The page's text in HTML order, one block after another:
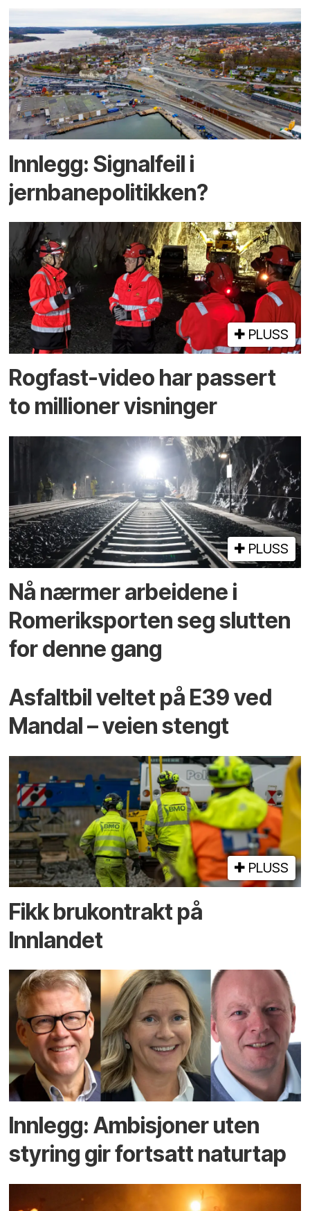
Innlegg: Signalfeil i
jernbanepolitikken?
PLUSS
Rogfast-video har passert
to millioner visninger
PLUSS
Nå nærmer arbeidene i
Romeriksporten seg slutten
for denne gang
Asfaltbil veltet på E39 ved
Mandal – veien stengt
PLUSS
Fikk brukontrakt på
Innlandet
Innlegg: Ambisjoner uten
styring gir fortsatt naturtap